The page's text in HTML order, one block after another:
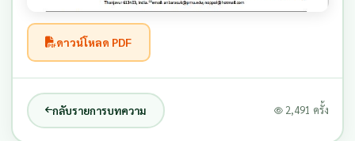
ดาวน์โหลด PDF
กลับรายการบทความ 2,491 ครั้ง